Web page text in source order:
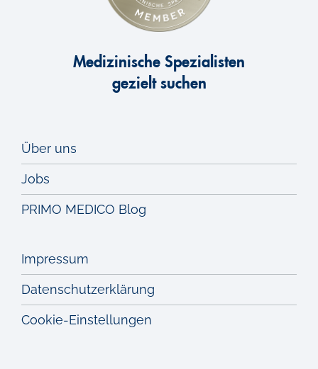
Medizinische Spezialisten
gezielt suchen
Über uns
Jobs
PRIMO MEDICO Blog
Impressum
Datenschutzerklärung
Cookie-Einstellungen